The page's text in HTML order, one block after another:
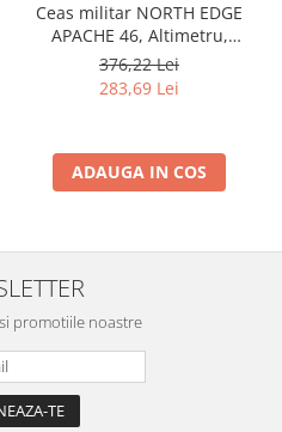
Ceas militar NORTH EDGE
APACHE 46, Altimetru,
Barometru, Cronometru,
Termometru, Pedometru,
376,22 Lei
283,69 Lei
ADAUGA IN COS
promotiile noastre